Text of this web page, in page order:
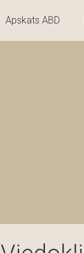
Apskats ABD